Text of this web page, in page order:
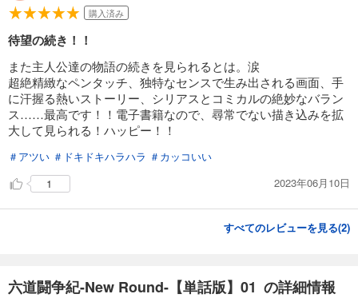
165円 (税込)
あらすじを表示する
六道闘争紀-New Round-【単話版】18
165 円 (税込)
六道闘争紀-New Round-【単話版】19
試し読み
購入済み
待望の続き！！
また主人公達の物語の続きを見られるとは。涙
超絶精緻なペンタッチ、独特なセンスで生み出される画面、手
に汗握る熱いストーリー、シリアスとコミカルの絶妙なバラン
ス……最高です！！電子書籍なので、尋常でない描き込みを拡
大して見られる！ハッピー！！
＃アツい ＃ドキドキハラハラ ＃カッコいい
1
2023年06月10日
すべてのレビューを見る(2)
六道闘争紀-New Round-【単話版】01 の詳細情報